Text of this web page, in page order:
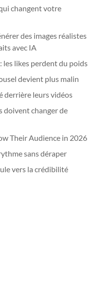
changent votre
des images réalistes
avec IA
les likes perdent du poids
devient plus malin
derrière leurs vidéos
doivent changer de
Their Audience in 2026
sans déraper
vers la crédibilité